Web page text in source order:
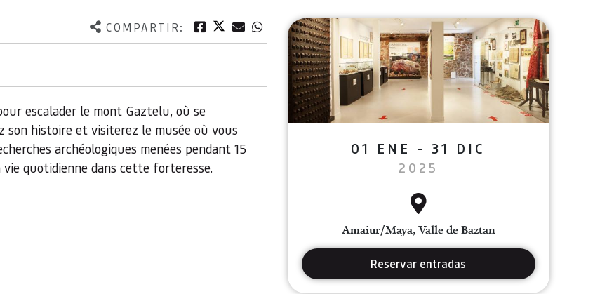
COMPARTIR: Facebook
TwitterCorreo electrónico
WhatsApp
escalader le mont Gaztelu, où se
histoire et visiterez le musée où vous
archéologiques menées pendant 15
quotidienne dans cette forteresse.
01 ENE - 31 DIC
2025
Amaiur/Maya, Valle de Baztan
Reservar entradas